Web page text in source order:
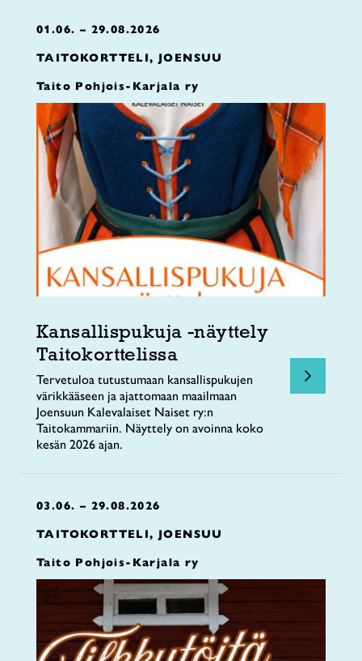
01.06. – 29.08.2026
TAITOKORTTELI, JOENSUU
Taito Pohjois-Karjala ry
Kansallispukuja -näyttely
Taitokorttelissa
Tervetuloa tutustumaan kansallispukujen
värikkääseen ja ajattomaan maailmaan
Joensuun Kalevalaiset Naiset ry:n
Taitokammariin. Näyttely on avoinna koko
kesän 2026 ajan.
03.06. – 29.08.2026
TAITOKORTTELI, JOENSUU
Taito Pohjois-Karjala ry